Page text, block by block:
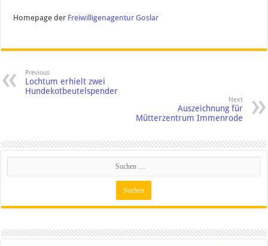
Homepage der Freiwilligenagentur Goslar
Previous
Lochtum erhielt zwei
Hundekotbeutelspender
Next
Auszeichnung für
Mütterzentrum Immenrode